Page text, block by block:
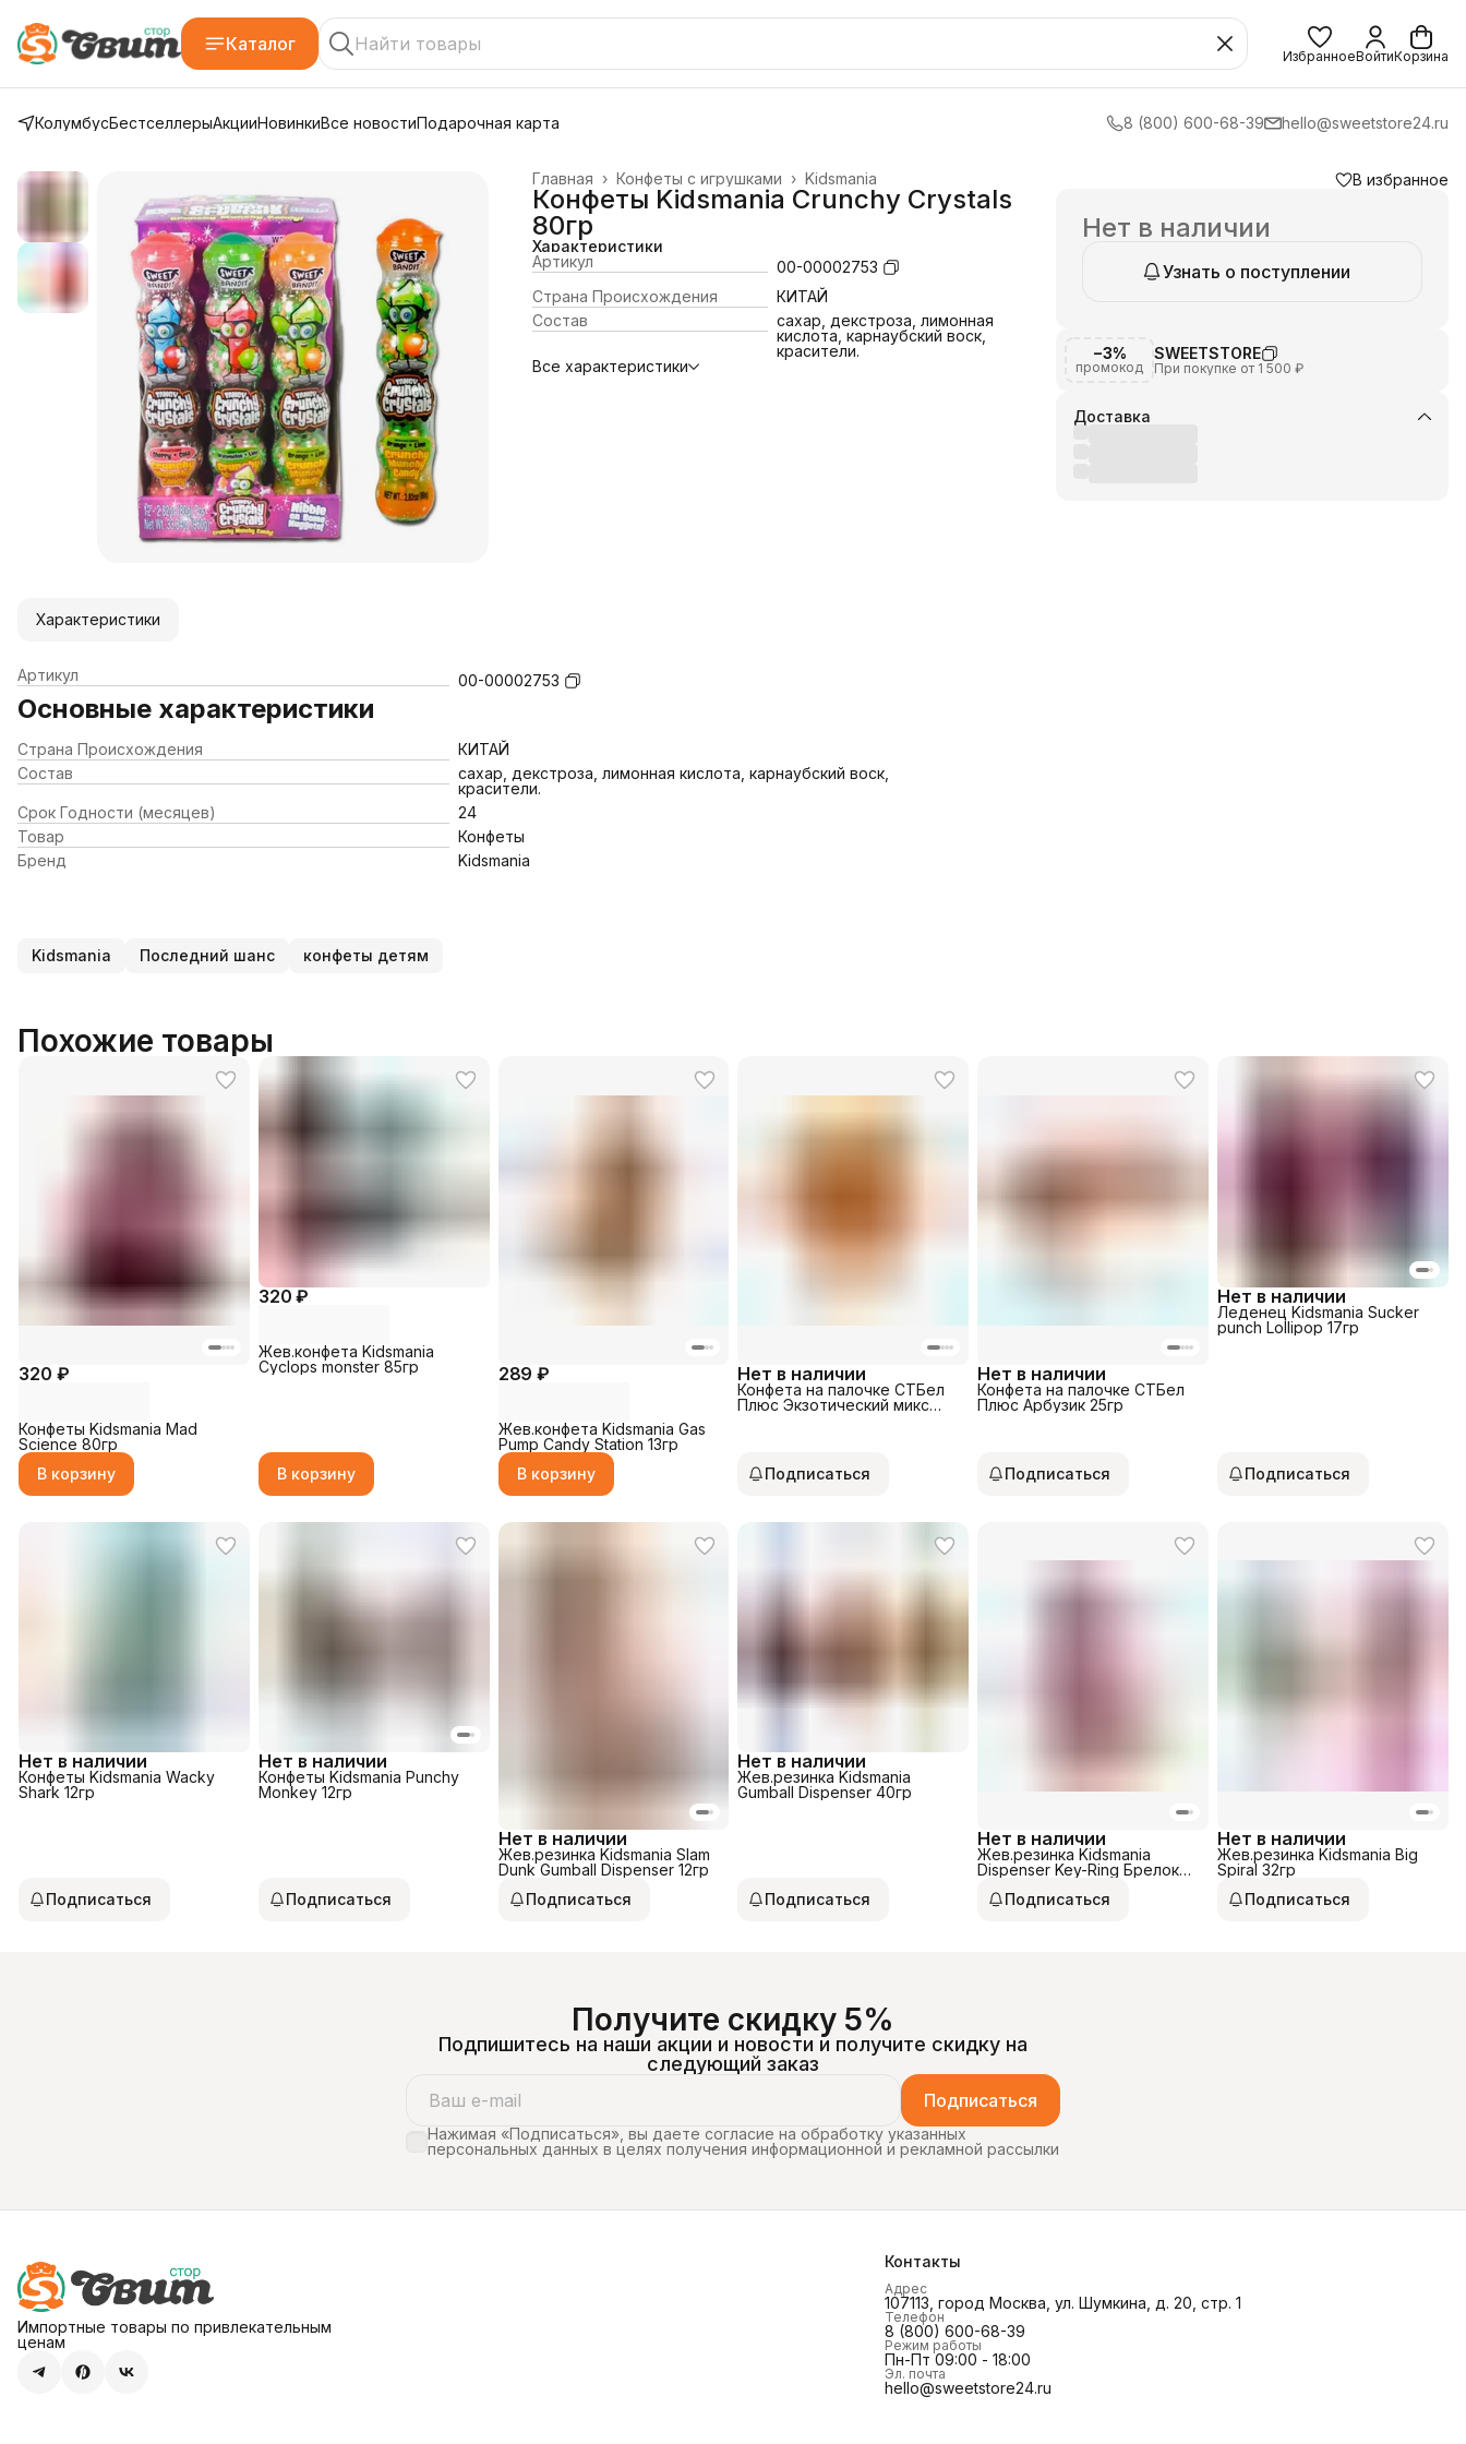
Каталог
ИзбранноеВойтиКорзина
КолумбусБестселлерыАкцииНовинкиВсе новостиПодарочная карта 8 (800) 600-68-39 hello@sweetstore24.ru
Kidsmania
Конфеты с игрушками ›
Главная ›
Конфеты Kidsmania Crunchy Crystals
80гр
Характеристики
Артикул
00-00002753
Страна Происхождения
КИТАЙ
Состав
сахар, декстроза, лимонная
кислота, карнаубский воск,
красители.
Все характеристики
В избранное
Нет в наличии
Узнать о поступлении
−3%
промокод
SWEETSTORE
При покупке от 1 500 ₽
Доставка
Характеристики
Артикул 00-00002753
Основные характеристики
Страна Происхождения
КИТАЙ
Состав
сахар, декстроза, лимонная кислота, карнаубский воск,
красители.
Срок Годности (месяцев)
24
Товар
Конфеты
Бренд
Kidsmania
Kidsmania Последний шанс конфеты детям
Похожие товары
320 ₽
Конфеты Kidsmania Mad
Science 80гр
В корзину
320 ₽
Жев.конфета Kidsmania
Cyclops monster 85гр
В корзину
289 ₽
Жев.конфета Kidsmania Gas
Pump Candy Station 13гр
В корзину
Нет в наличии
Конфета на палочке СТБел
Плюс Экзотический микс
Подписаться
Нет в наличии
Конфета на палочке СТБел
Плюс Арбузик 25гр
Подписаться
Нет в наличии
Леденец Kidsmania Sucker
punch Lollipop 17гр
Подписаться
Нет в наличии
Конфеты Kidsmania Wacky
Shark 12гр
Подписаться
Нет в наличии
Конфеты Kidsmania Punchy
Monkey 12гр
Подписаться
Нет в наличии
Жев.резинка Kidsmania Slam
Dunk Gumball Dispenser 12гр
Подписаться
Нет в наличии
Жев.резинка Kidsmania
Gumball Dispenser 40гр
Подписаться
Нет в наличии
Жев.резинка Kidsmania
Dispenser Key-Ring Брелок
Подписаться
Нет в наличии
Жев.резинка Kidsmania Big
Spiral 32гр
Подписаться
Получите скидку 5%
Подпишитесь на наши акции и новости и получите скидку на
следующий заказ
Подписаться
Нажимая «Подписаться», вы даете согласие на обработку указанных
персональных данных в целях получения информационной и рекламной рассылки
Импортные товары по привлекательным
ценам
Контакты
Адрес
107113, город Москва, ул. Шумкина, д. 20, стр. 1
Телефон
8 (800) 600-68-39
Режим работы
Пн-Пт 09:00 - 18:00
Эл. почта
hello@sweetstore24.ru